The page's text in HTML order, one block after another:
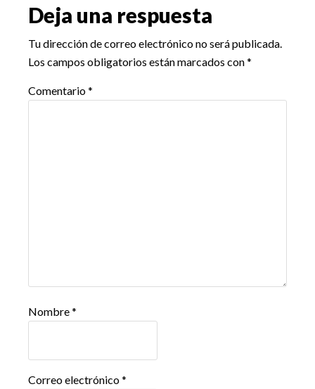
Reader
Interactions
Deja una respuesta
Tu dirección de correo electrónico no será publicada.
Los campos obligatorios están marcados con*
Comentario*
Nombre*
Correo electrónico*